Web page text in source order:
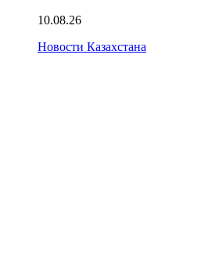
10.08.26
Новости Казахстана